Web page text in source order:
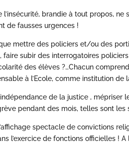
l’insécurité, brandie à tout propos, ne
de fausses urgences !
mettre des policiers et/ou des
faire subir des interrogatoires
des élèves ?…Chacun
à l’Ecole, comme institution de
de la justice , mépriser
pendant des mois, telles sont les
spectacle de convictions
l’exercice de fonctions officielles ! A